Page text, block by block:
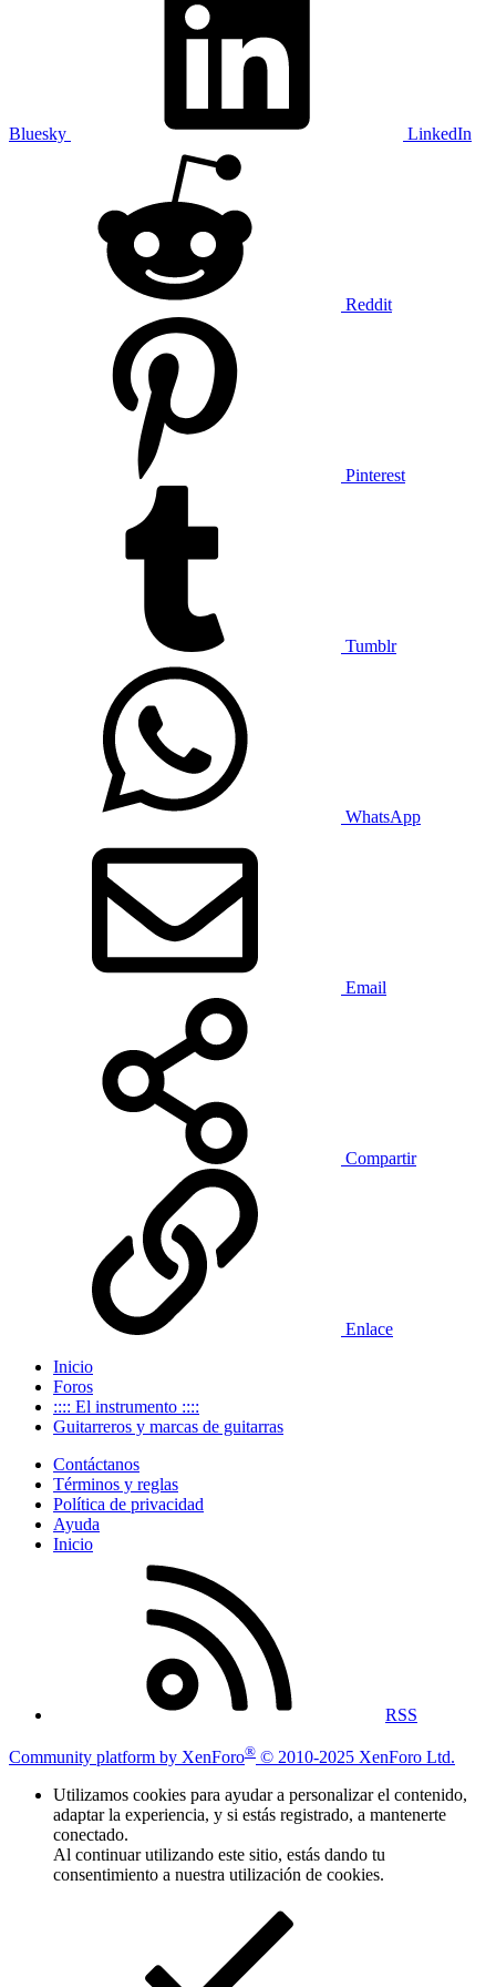
Bluesky LinkedIn
Reddit
Pinterest
Tumblr
WhatsApp
Email
Compartir
Enlace
Inicio
Foros
:::: El instrumento ::::
Guitarreros y marcas de guitarras
Contáctanos
Términos y reglas
Política de privacidad
Ayuda
Inicio
RSS
Community platform by XenForo® © 2010-2025 XenForo Ltd.
Utilizamos cookies para ayudar a personalizar el contenido,
adaptar la experiencia, y si estás registrado, a mantenerte
conectado.
Al continuar utilizando este sitio, estás dando tu
consentimiento a nuestra utilización de cookies.